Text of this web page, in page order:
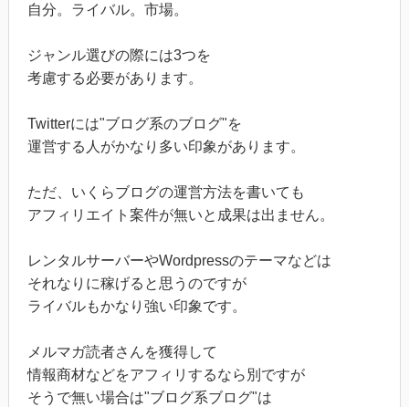
自分。ライバル。市場。
ジャンル選びの際には3つを
考慮する必要があります。
Twitterには"ブログ系のブログ"を
運営する人がかなり多い印象があります。
ただ、いくらブログの運営方法を書いても
アフィリエイト案件が無いと成果は出ません。
レンタルサーバーやWordpressのテーマなどは
それなりに稼げると思うのですが
ライバルもかなり強い印象です。
メルマガ読者さんを獲得して
情報商材などをアフィリするなら別ですが
そうで無い場合は"ブログ系ブログ"は